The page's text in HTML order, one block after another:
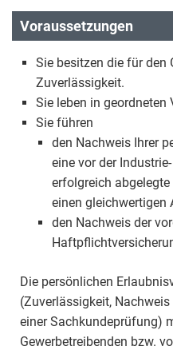
Voraussetzungen
Sie besitzen die für den
Zuverlässigkeit.
Sie leben in geordneten
Sie führen
den Nachweis Ihrer
eine vor der
erfolgreich
einen gleichwertigen
den Nachweis der
Die persönlichen
(Zuverlässigkeit,
einer Sachkundeprüfung)
Gewerbetreibenden bzw.